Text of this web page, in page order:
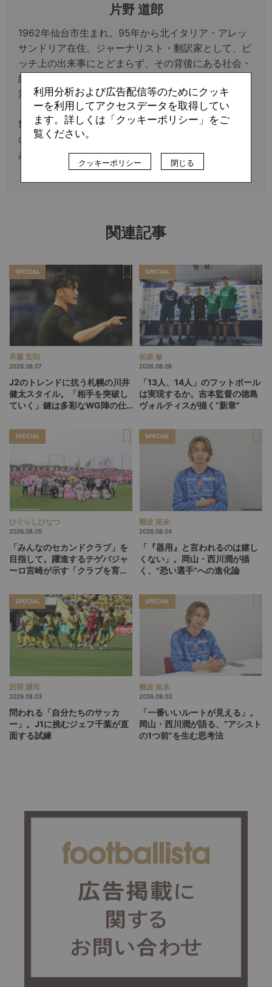
片野 道郎
1962年仙台市生まれ。95年から北イタリア・アレッ
サンドリア在住。ジャーナリスト・翻訳家として、ピ
ッチ上の出来事にとどまらず、その背後にある社会・
経済・文化にまで視野を広げて、カルチョの魅力と奥
深さをディープかつ多角的に伝えている。主な著書に
『チャンピオンズリーグ・クロニクル』、『それでも
世界はサッカーとともに回り続ける』『モウリーニョ
の流儀』。共著に『モダンサッカーの教科書』などが
ある。
関連記事
SPECIAL
斉藤 宏則
2026.08.07
J2のトレンドに抗う札幌の川井
健太スタイル。「相手を突破し
ていく」鍵は多彩なWG陣の仕
SPECIAL
柏原 敏
2026.08.06
「13人、14人」のフットボール
は実現するか。吉本監督の徳島
ヴォルティスが描く“新章”
SPECIAL
ひぐらしひなつ
2026.08.05
「みんなのセカンドクラブ」を
目指して。躍進するテゲバジャ
ーロ宮崎が示す「クラブを育て
SPECIAL
難波 拓未
2026.08.04
「『器用』と言われるのは嬉し
くない」。岡山・西川潤が描
く、"恐い選手"への進化論
SPECIAL
西部 謙司
2026.08.03
問われる「自分たちのサッカ
ー」。J1に挑むジェフ千葉が直
面する試練
SPECIAL
難波 拓未
2026.08.03
「一番いいルートが見える」。
岡山・西川潤が語る、“アシスト
の1つ前”を生む思考法
利用分析および広告配信等のためにクッキ
ーを利用してアクセスデータを取得してい
ます。詳しくは「クッキーポリシー」をご
覧ください。
クッキーポリシー 閉じる